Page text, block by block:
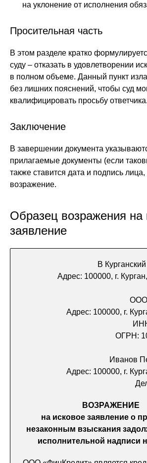
на уклонение от исполнения
Просительная часть
В этом разделе кратко
суду – отказать в удовлетворении
в полном объеме. Данный пункт
без лишних пояснений, чтобы суд
квалифицировать просьбу ответчика.
Заключение
В завершении документа
прилагаемые документы (если
также ставится дата и подпись
возражение.
Образец возражения на
заявление
В
Адрес: 100000, г.
ООО
Адрес: 100000, г.
ОГРН:
Иванов
Адрес: 100000, г.
ВОЗРАЖЕНИЕ
на исковое заявление о
незаконным взыскания
исполнительной надписи